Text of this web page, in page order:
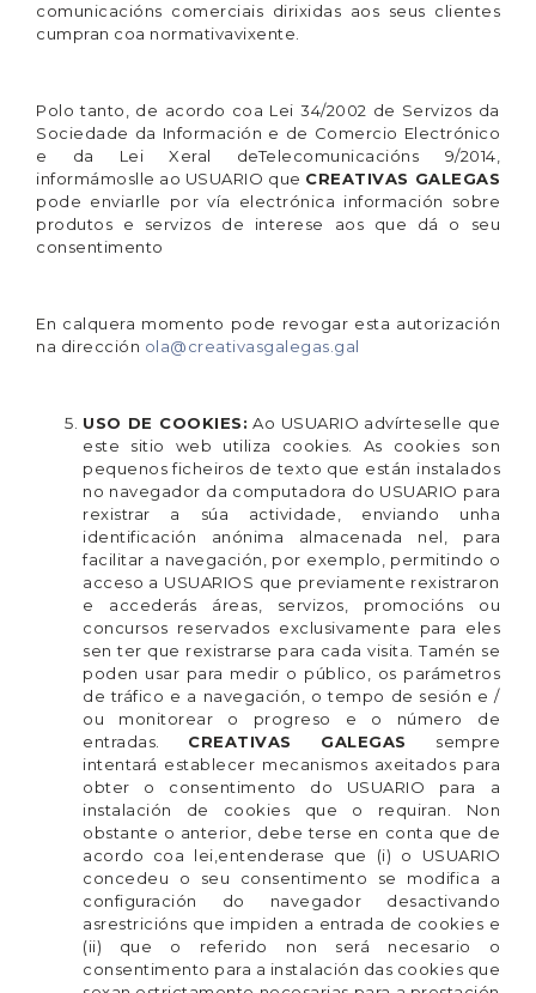
comunicacións comerciais dirixidas aos seus clientes
cumpran coa normativavixente.
Polo tanto, de acordo coa Lei 34/2002 de Servizos da
Sociedade da Información e de Comercio Electrónico
e da Lei Xeral deTelecomunicacións 9/2014,
informámoslle ao USUARIO que CREATIVAS GALEGAS
pode enviarlle por vía electrónica información sobre
produtos e servizos de interese aos que dá o seu
consentimento
En calquera momento pode revogar esta autorización
na dirección ola@creativasgalegas.gal
USO DE COOKIES: Ao USUARIO advírteselle que
este sitio web utiliza cookies. As cookies son
pequenos ficheiros de texto que están instalados
no navegador da computadora do USUARIO para
rexistrar a súa actividade, enviando unha
identificación anónima almacenada nel, para
facilitar a navegación, por exemplo, permitindo o
acceso a USUARIOS que previamente rexistraron
e accederás áreas, servizos, promocións ou
concursos reservados exclusivamente para eles
sen ter que rexistrarse para cada visita. Tamén se
poden usar para medir o público, os parámetros
de tráfico e a navegación, o tempo de sesión e /
ou monitorear o progreso e o número de
entradas. CREATIVAS GALEGAS sempre
intentará establecer mecanismos axeitados para
obter o consentimento do USUARIO para a
instalación de cookies que o requiran. Non
obstante o anterior, debe terse en conta que de
acordo coa lei,entenderase que (i) o USUARIO
concedeu o seu consentimento se modifica a
configuración do navegador desactivando
asrestricións que impiden a entrada de cookies e
(ii) que o referido non será necesario o
consentimento para a instalación das cookies que